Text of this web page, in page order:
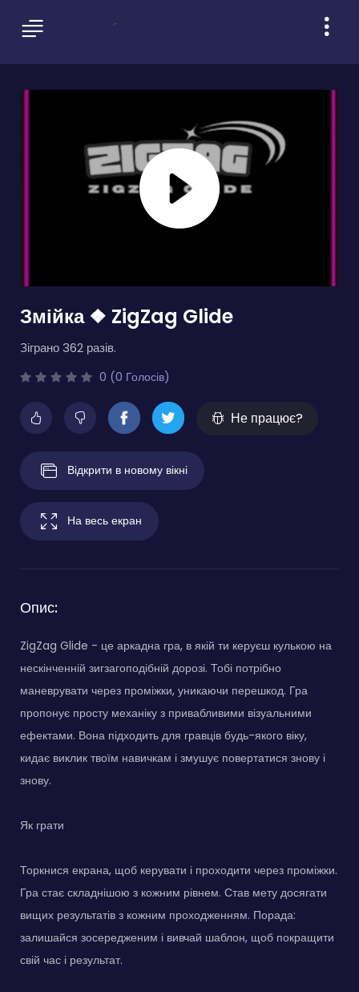
Змійка ❖ ZigZag Glide
Зіграно 362 разів.
0 (0 Голосів)
Не працює?
Відкрити в новому вікні
На весь екран
Опис:
ZigZag Glide - це аркадна гра, в якій ти керуєш кулькою на
нескінченній зигзагоподібній дорозі. Тобі потрібно
маневрувати через проміжки, уникаючи перешкод. Гра
пропонує просту механіку з привабливими візуальними
ефектами. Вона підходить для гравців будь-якого віку,
кидає виклик твоїм навичкам і змушує повертатися знову і
знову.
Як грати
Торкнися екрана, щоб керувати і проходити через проміжки.
Гра стає складнішою з кожним рівнем. Став мету досягати
вищих результатів з кожним проходженням. Порада:
залишайся зосередженим і вивчай шаблон, щоб покращити
свій час і результат.